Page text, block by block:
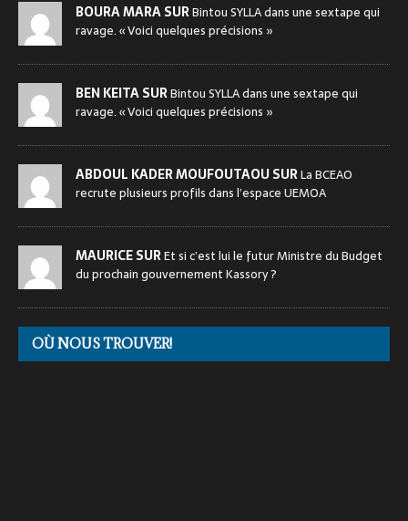
BOURA MARA SURBintou SYLLA dans une sextape qui
ravage. « Voici quelques précisions »
BEN KEITA SURBintou SYLLA dans une sextape qui
ravage. « Voici quelques précisions »
ABDOUL KADER MOUFOUTAOU SURLa BCEAO
recrute plusieurs profils dans l’espace UEMOA
MAURICE SUREt si c’est lui le futur Ministre du Budget
du prochain gouvernement Kassory ?
OÙ NOUS TROUVER!